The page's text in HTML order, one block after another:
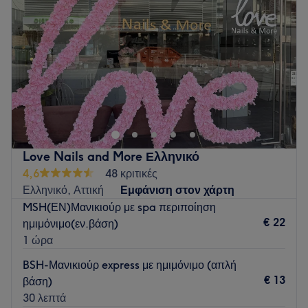
Παρασκευή
10:00–20:00
Σάββατο
10:00–18:00
Κυριακή
Κλειστό
Το Iconic Nails βρίσκεται στη Γλυφάδα και προσφέρει μια
μεγάλη γκάμα υπηρεσιών ομορφιάς.
Go to venue
Love Nails and More Ελληνικό
4,6
48 κριτικές
Ελληνικό, Αττική
Εμφάνιση στον χάρτη
MSH(ΕΝ)Μανικιούρ με spa περιποίηση
ημιμόνιμο(εν.βάση)
1 ώρα
€ 22
BSH-Μανικιούρ express με ημιμόνιμο (απλή
βάση)
30 λεπτά
€ 13